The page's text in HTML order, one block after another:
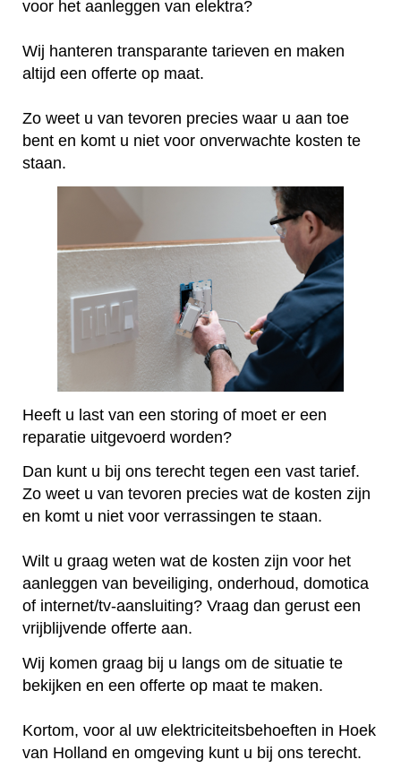
voor het aanleggen van elektra?
Wij hanteren transparante tarieven en maken
altijd een offerte op maat.
Zo weet u van tevoren precies waar u aan toe
bent en komt u niet voor onverwachte kosten te
staan.
Heeft u last van een storing of moet er een
reparatie uitgevoerd worden?
Dan kunt u bij ons terecht tegen een vast tarief.
Zo weet u van tevoren precies wat de kosten zijn
en komt u niet voor verrassingen te staan.
Wilt u graag weten wat de kosten zijn voor het
aanleggen van beveiliging, onderhoud, domotica
of internet/tv-aansluiting? Vraag dan gerust een
vrijblijvende offerte aan.
Wij komen graag bij u langs om de situatie te
bekijken en een offerte op maat te maken.
Kortom, voor al uw elektriciteitsbehoeften in Hoek
van Holland en omgeving kunt u bij ons terecht.